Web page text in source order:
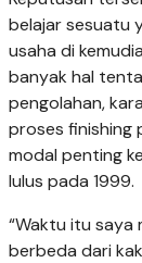
belajar sesuatu
usaha di
banyak hal
pengolahan,
proses finishing
modal penting
lulus pada 1999.
“Waktu itu saya
berbeda dari